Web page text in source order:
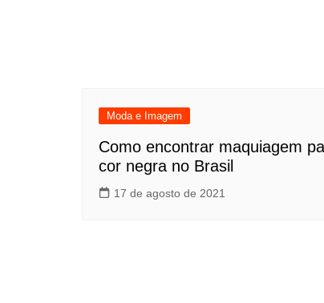
Moda e Imagem
Como encontrar maquiagem
cor negra no Brasil
17 de agosto de 2021